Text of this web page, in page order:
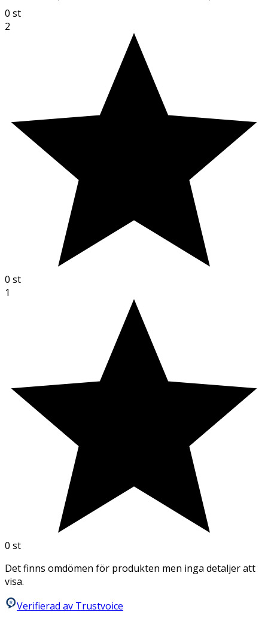
0 st
2
0 st
1
0 st
Det finns omdömen för produkten men inga detaljer att
visa.
Verifierad av Trustvoice